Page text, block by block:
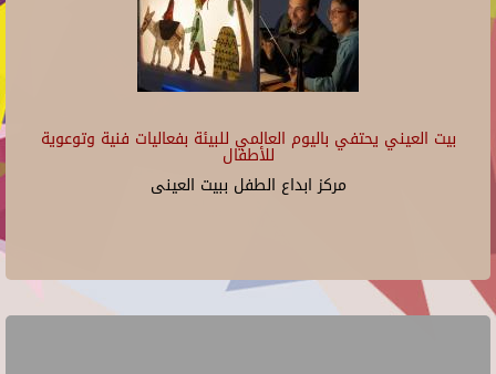
بيت العيني يحتفي باليوم العالمي للبيئة بفعاليات فنية وتوعوية
للأطفال
مركز ابداع الطفل ببيت العينى